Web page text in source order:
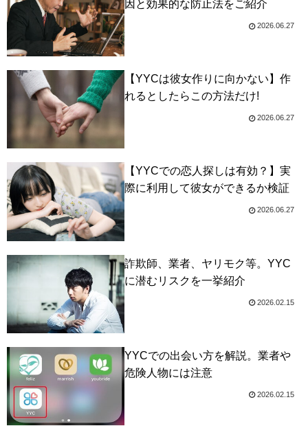
因と効果的な防止法をご紹介
2026.06.27
【YYCは彼女作りに向かない】作
れるとしたらこの方法だけ!
2026.06.27
【YYCでの恋人探しは有効？】実
際に利用して彼女ができるか検証
2026.06.27
詐欺師、業者、ヤリモク等。YYC
に潜むリスクを一挙紹介
2026.02.15
YYCでの出会い方を解説。業者や
危険人物には注意
2026.02.15